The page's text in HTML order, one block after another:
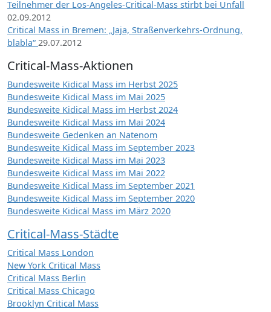
Teilnehmer der Los-Angeles-Critical-Mass stirbt bei Unfall
02.09.2012
Critical Mass in Bremen: „Jaja, Straßenverkehrs-Ordnung,
blabla“ 29.07.2012
Critical-Mass-Aktionen
Bundesweite Kidical Mass im Herbst 2025
Bundesweite Kidical Mass im Mai 2025
Bundesweite Kidical Mass im Herbst 2024
Bundesweite Kidical Mass im Mai 2024
Bundesweite Gedenken an Natenom
Bundesweite Kidical Mass im September 2023
Bundesweite Kidical Mass im Mai 2023
Bundesweite Kidical Mass im Mai 2022
Bundesweite Kidical Mass im September 2021
Bundesweite Kidical Mass im September 2020
Bundesweite Kidical Mass im März 2020
Critical-Mass-Städte
Critical Mass London
New York Critical Mass
Critical Mass Berlin
Critical Mass Chicago
Brooklyn Critical Mass